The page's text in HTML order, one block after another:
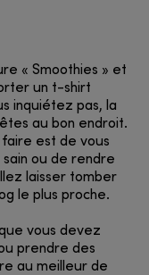
« Smoothies » et
un t-shirt
inquiétez pas, la
au bon endroit.
faire est de vous
ou de rendre
laisser tomber
le plus proche.
vous devez
prendre des
au meilleur de